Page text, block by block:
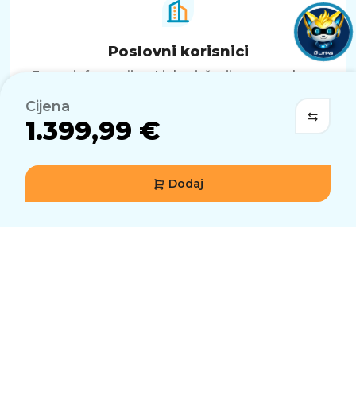
Cijena
1.399,99 €
Dodaj
Poslovni korisnici
Za sve informacije o Links rješenjima za poslovne